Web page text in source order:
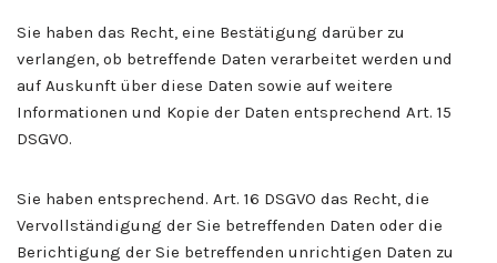
Sie haben das Recht, eine Bestätigung darüber zu
verlangen, ob betreffende Daten verarbeitet werden und
auf Auskunft über diese Daten sowie auf weitere
Informationen und Kopie der Daten entsprechend Art. 15
DSGVO.
Sie haben entsprechend. Art. 16 DSGVO das Recht, die
Vervollständigung der Sie betreffenden Daten oder die
Berichtigung der Sie betreffenden unrichtigen Daten zu